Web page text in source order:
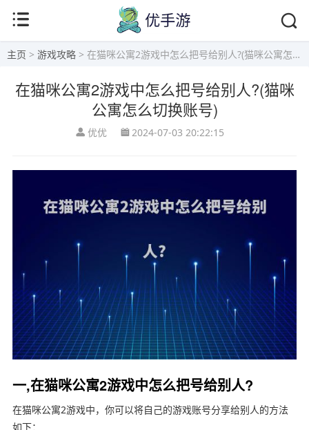
主页 > 游戏攻略 > 在猫咪公寓2游戏中怎么把号给别人?(猫咪公寓怎么切换账号)
在猫咪公寓2游戏中怎么把号给别人?(猫咪
公寓怎么切换账号)
优优 2024-07-03 20:22:15
一,在猫咪公寓2游戏中怎么把号给别人?
在猫咪公寓2游戏中，你可以将自己的游戏账号分享给别人的方法
如下：